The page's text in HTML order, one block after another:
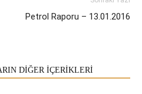
Petrol Raporu – 13.01.2016
DİĞER İÇERİKLERİ